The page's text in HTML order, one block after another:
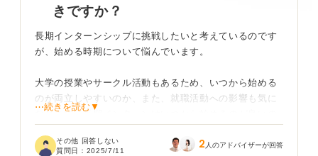
きですか？
長期インターンシップに挑戦したいと考えているのです
が、始める時期について悩んでいます。
大学の授業やサークル活動もあるため、いつから始める
のが両立しやすいのか、また、就職活動への影響も気に
なります。長期インターンはいつから始めるのが良いの
⋯続きを読む▼
その他 回答しない
質問日： 2025/7/11 2 人のアドバイザーが回答